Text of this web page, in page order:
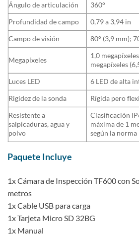
Ángulo de articulación
360°
Profundidad de campo
0,79 a 3,94 in
Campo de visión
80° (3,9 mm);
Megapíxeles
1,0
megapíxeles
Luces LED
6 LED de alta
Rigidez de la sonda
Rígida pero
Resistente a
salpicaduras, agua y
polvo
Clasificación
máxima de 1
según la
Paquete Incluye
1x Cámara de Inspección TF600 con
metros
1x Cable USB para carga
1x Tarjeta Micro SD 32BG
1x Manual